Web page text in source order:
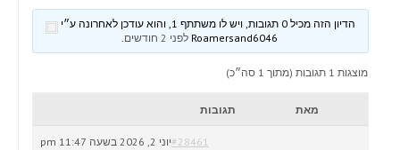
הדיון הזה מכיל 0 תגובות, ויש לו משתתף 1, והוא עודכן לאחרונה ע״י
לפני 2 חודשים .
מוצגות 1 תגובות (מתוך 1 סה״כ)
מאת תגובות
יוני 2, 2026 בשעה 11:47 pm#28461